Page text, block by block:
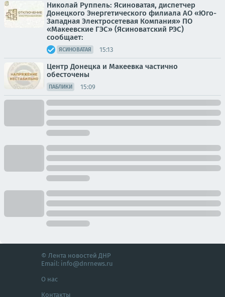
Николай Руппель: Ясиноватая, диспетчер
Донецкого Энергетического филиала АО «Юго-
Западная Электросетевая Компания» ПО
«Макеевские ГЭС» (Ясиноватский РЭС)
сообщает:
ЯСИНОВАТАЯ 15:13
Центр Донецка и Макеевка частично
обесточены
ПАБЛИКИ 15:09
© Лента новостей ДНР
Email: info@dnrnews.ru
О нас
Контакты